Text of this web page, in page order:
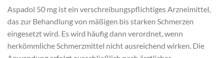
Aspadol 50 mg ist ein verschreibungspflichtiges Arzneimittel,
das zur Behandlung von mäßigen bis starken Schmerzen
eingesetzt wird. Es wird häufig dann verordnet, wenn
herkömmliche Schmerzmittel nicht ausreichend wirken. Die